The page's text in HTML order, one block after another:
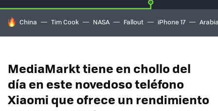
HOY SE HABLA DE
China Tim Cook NASA Fallout iPhone 17
MediaMarkt tiene en chollo del
día en este novedoso teléfono
Xiaomi que ofrece un rendimiento